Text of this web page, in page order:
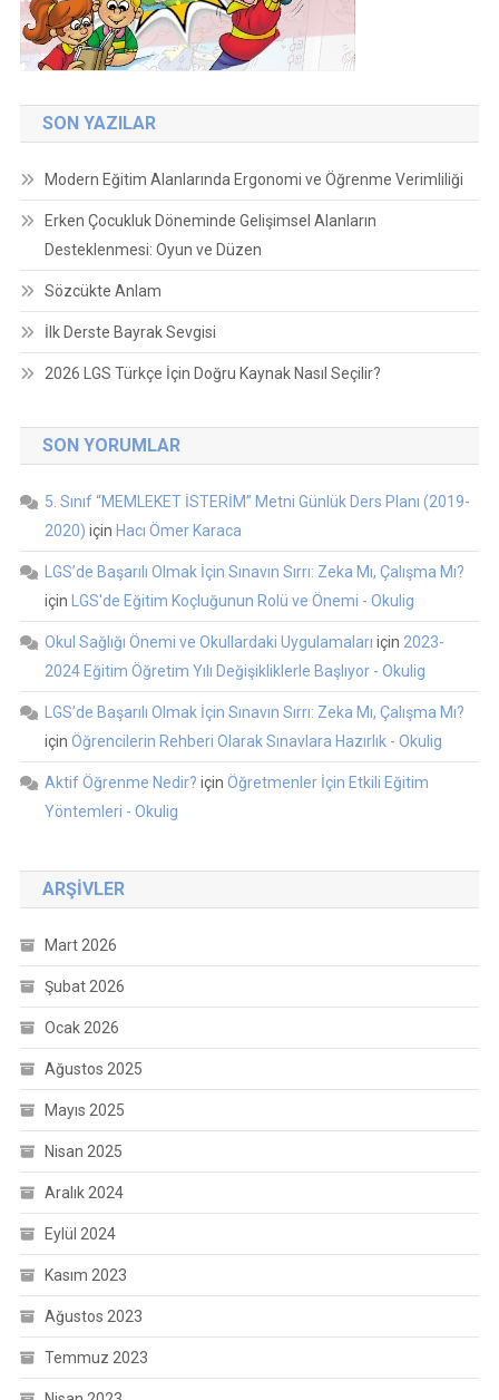
SON YAZILAR
Modern Eğitim Alanlarında Ergonomi ve Öğrenme Verimliliği
Erken Çocukluk Döneminde Gelişimsel Alanların
Desteklenmesi: Oyun ve Düzen
Sözcükte Anlam
İlk Derste Bayrak Sevgisi
2026 LGS Türkçe İçin Doğru Kaynak Nasıl Seçilir?
SON YORUMLAR
5. Sınıf “MEMLEKET İSTERİM” Metni Günlük Ders Planı (2019-
2020) için Hacı Ömer Karaca
LGS’de Başarılı Olmak İçin Sınavın Sırrı: Zeka Mı, Çalışma Mı?
için
LGS'de Eğitim Koçluğunun Rolü ve Önemi - Okulig
Okul Sağlığı Önemi ve Okullardaki Uygulamaları için 2023-
2024 Eğitim Öğretim Yılı Değişikliklerle Başlıyor - Okulig
LGS’de Başarılı Olmak İçin Sınavın Sırrı: Zeka Mı, Çalışma Mı?
için Öğrencilerin Rehberi Olarak Sınavlara Hazırlık - Okulig
Aktif Öğrenme Nedir? için Öğretmenler İçin Etkili Eğitim
Yöntemleri - Okulig
ARŞIVLER
Mart 2026
Şubat 2026
Ocak 2026
Ağustos 2025
Mayıs 2025
Nisan 2025
Aralık 2024
Eylül 2024
Kasım 2023
Ağustos 2023
Temmuz 2023